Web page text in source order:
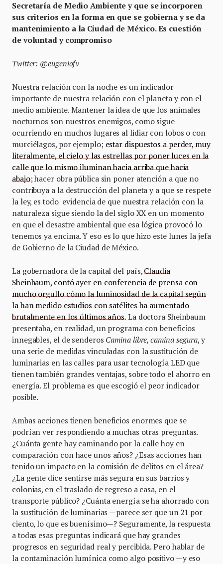
Secretaría de Medio Ambiente y que se incorporen
sus criterios en la forma en que se gobierna y se da
mantenimiento a la Ciudad de México. Es cuestión
de voluntad y compromiso
Twitter: @eugeniofv
Nuestra relación con la noche es un indicador
importante de nuestra relación con el planeta y con el
medio ambiente. Mantener la idea de que los animales
nocturnos son nuestros enemigos, como sigue
ocurriendo en muchos lugares al lidiar con lobos o con
murciélagos, por ejemplo; estar dispuestos a perder, muy
literalmente, el cielo y las estrellas por poner luces en la
calle que lo mismo iluminan hacia arriba que hacia
abajo; hacer obra pública sin poner atención a que no
contribuya a la destrucción del planeta y a que se respete
la ley, es todo evidencia de que nuestra relación con la
naturaleza sigue siendo la del siglo XX en un momento
en que el desastre ambiental que esa lógica provocó lo
tenemos ya encima. Y eso es lo que hizo este lunes la jefa
de Gobierno de la Ciudad de México.
La gobernadora de la capital del país,Claudia
Sheinbaum, contó ayer en conferencia de prensa con
mucho orgullo cómo la luminosidad de la capital según
la han medido estudios con satélites ha aumentado
brutalmente en los últimos años. La doctora Sheinbaum
presentaba, en realidad, un programa con beneficios
innegables, el de senderos Camina libre, camina segura, y
una serie de medidas vinculadas con la sustitución de
luminarias en las calles para usar tecnología LED que
tienen también grandes ventajas, sobre todo el ahorro en
energía. El problema es que escogió el peor indicador
posible.
Ambas acciones tienen beneficios enormes que se
podrían ver respondiendo a muchas otras preguntas.
¿Cuánta gente hay caminando por la calle hoy en
comparación con hace unos años? ¿Esas acciones han
tenido un impacto en la comisión de delitos en el área?
¿La gente dice sentirse más segura en sus barrios y
colonias, en el traslado de regreso a casa, en el
transporte público? ¿Cuánta energía se ha ahorrado con
la sustitución de luminarias —parece ser que un 21 por
ciento, lo que es buenísimo—? Seguramente, la respuesta
a todas esas preguntas indicará que hay grandes
progresos en seguridad real y percibida. Pero hablar de
la contaminación lumínica como algo positivo —y eso